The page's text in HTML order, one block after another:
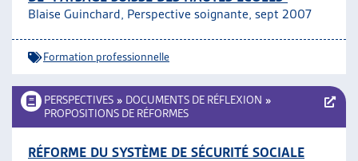
Blaise Guinchard, Perspective soignante, sept 2007
Formation professionnelle
PERSPECTIVES » DOCUMENTS DE RÉFLEXION »
PROPOSITIONS DE RÉFORMES
RÉFORME DU SYSTÈME DE SÉCURITÉ SOCIALE